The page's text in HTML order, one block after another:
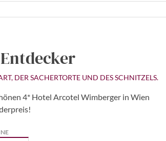
DER SACHERTORTE UND DES SCHNITZELS.
4* Hotel Arcotel Wimberger in Wien